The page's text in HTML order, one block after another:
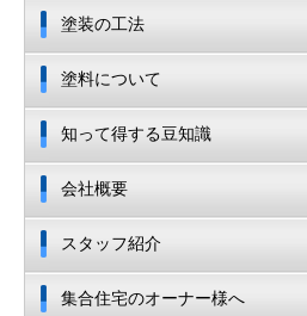
塗装の工法
塗料について
知って得する豆知識
会社概要
スタッフ紹介
集合住宅のオーナー様へ